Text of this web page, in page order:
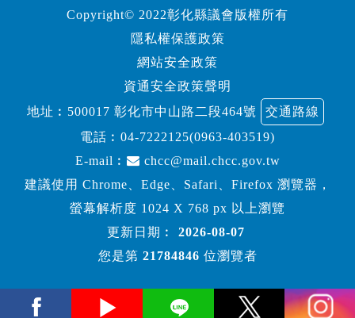
Copyright© 2022彰化縣議會版權所有
隱私權保護政策
網站安全政策
資通安全政策聲明
地址︰500017 彰化市中山路二段464號
交通路線
電話︰ 04-7222125(0963-403519)
E-mail︰
chcc@mail.chcc.gov.tw
建議使用 Chrome、Edge、Safari、Firefox 瀏覽器，
螢幕解析度 1024 X 768 px 以上瀏覽
更新日期︰
2026-08-07
您是第 21784846 位瀏覽者